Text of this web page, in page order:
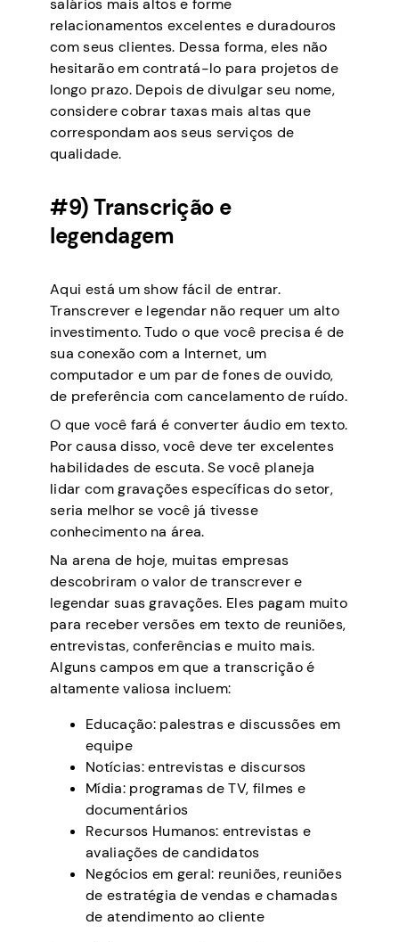
salários mais altos e forme
relacionamentos excelentes e duradouros
com seus clientes. Dessa forma, eles não
hesitarão em contratá-lo para projetos de
longo prazo. Depois de divulgar seu nome,
considere cobrar taxas mais altas que
correspondam aos seus serviços de
qualidade.
#9) Transcrição e
legendagem
Aqui está um show fácil de entrar.
Transcrever e legendar não requer um alto
investimento. Tudo o que você precisa é de
sua conexão com a Internet, um
computador e um par de fones de ouvido,
de preferência com cancelamento de ruído.
O que você fará é converter áudio em texto.
Por causa disso, você deve ter excelentes
habilidades de escuta. Se você planeja
lidar com gravações específicas do setor,
seria melhor se você já tivesse
conhecimento na área.
Na arena de hoje, muitas empresas
descobriram o valor de transcrever e
legendar suas gravações. Eles pagam muito
para receber versões em texto de reuniões,
entrevistas, conferências e muito mais.
Alguns campos em que a transcrição é
altamente valiosa incluem:
Educação: palestras e discussões em
equipe
Notícias: entrevistas e discursos
Mídia: programas de TV, filmes e
documentários
Recursos Humanos: entrevistas e
avaliações de candidatos
Negócios em geral: reuniões, reuniões
de estratégia de vendas e chamadas
de atendimento ao cliente